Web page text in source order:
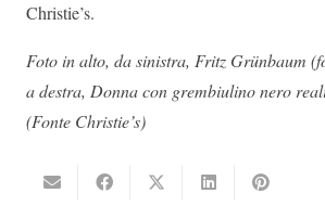
Christie’s.
Foto in alto, da sinistra, Fritz Grünbaum
a destra, Donna con grembiulino nero
(Fonte Christie’s)